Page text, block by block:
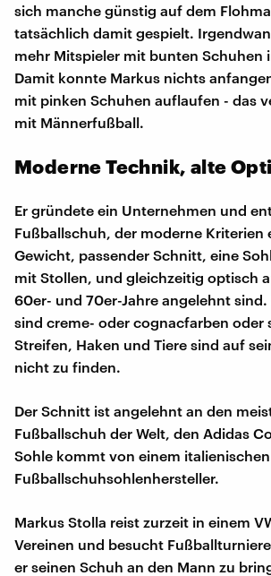
sich manche günstig auf dem
tatsächlich damit gespielt.
mehr Mitspieler mit bunten Schuhen
Damit konnte Markus nichts
mit pinken Schuhen auflaufen - das
mit Männerfußball.
Moderne Technik, alte
Er gründete ein Unternehmen und
Fußballschuh, der moderne Kriterien
Gewicht, passender Schnitt, eine
mit Stollen, und gleichzeitig optisch
60er- und 70er-Jahre angelehnt sind.
sind creme- oder cognacfarben oder
Streifen, Haken und Tiere sind auf
nicht zu finden.
Der Schnitt ist angelehnt an den
Fußballschuh der Welt, den Adidas
Sohle kommt von einem italienischen
Fußballschuhsohlenhersteller.
Markus Stolla reist zurzeit in einem
Vereinen und besucht
er seinen Schuh an den Mann zu